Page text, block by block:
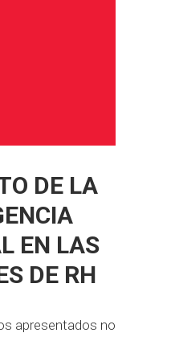
DE LA
EN LAS
DE RH
apresentados no